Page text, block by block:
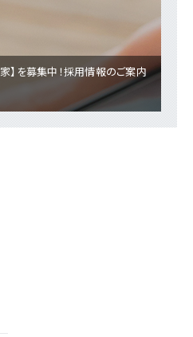
】を募集中！採用情報のご案内